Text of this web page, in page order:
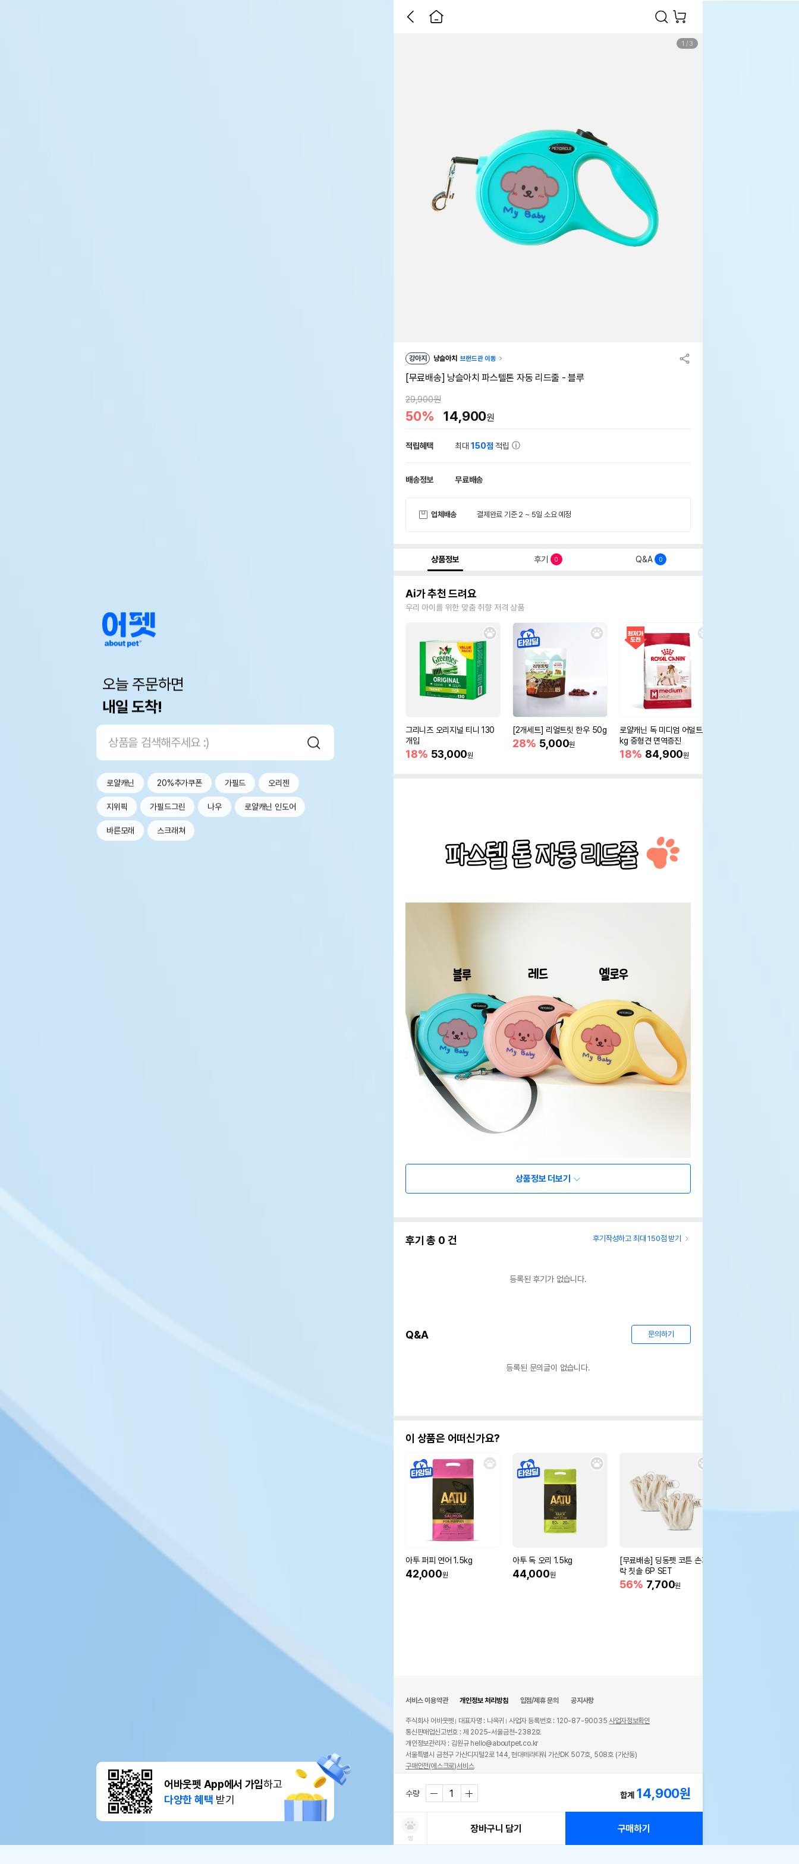
오늘 주문하면
내일 도착!
로얄캐닌 20%추가쿠폰 가필드 오리젠
지위픽 가필드그린 나우 로얄캐닌 인도어
바른모래 스크래쳐
어바웃펫 App에서 가입하고
다양한 혜택 받기
1 / 3
강아지 냥슬아치 브랜드관 이동
[무료배송] 냥슬아치 파스텔톤 자동 리드줄 - 블루
29,900원
50% 14,900원
적립혜택 최대150점 적립
배송정보 무료배송
업체배송 결제완료 기준 2 ~ 5일 소요 예정
상품정보 후기 0 Q&A 0
Ai가 추천 드려요
우리 아이를 위한 맞춤 취향 저격 상품
그리니즈 오리지널 티니 130
개입
18% 53,000원
[2개세트] 리얼트릿 한우 50g
28% 5,000원
로얄캐닌 독 미디엄 어덜트 10
kg 중형견 면역증진
18% 84,900원
상품정보 더보기
후기 총 0 건 후기작성하고 최대 150점 받기
등록된 후기가 없습니다.
Q&A 문의하기
등록된 문의글이 없습니다.
이 상품은 어떠신가요?
아투 퍼피 연어 1.5kg
42,000원
아투 독 오리 1.5kg
44,000원
[무료배송] 딩동펫 코튼 손가
락 칫솔 6P SET
56% 7,700원
수량 합계 14,900원
찜
장바구니 담기 구매하기
서비스 이용약관 개인정보 처리방침 입점/제휴 문의 공지사항
주식회사 어바웃펫 대표자명 : 나옥귀 사업자 등록번호 : 120-87-90035사업자정보확인
통신판매업신고번호 : 제 2025-서울금천-2382호
개인정보관리자 : 김원규 hello@aboutpet.co.kr
서울특별시 금천구 가산디지털2로 144, 현대테라타워 가산DK 507호, 508호 (가산동)
구매안전(에스크로)서비스